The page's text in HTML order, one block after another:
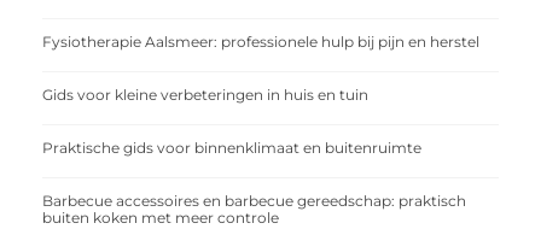
Fysiotherapie Aalsmeer: professionele hulp bij pijn en herstel
Gids voor kleine verbeteringen in huis en tuin
Praktische gids voor binnenklimaat en buitenruimte
Barbecue accessoires en barbecue gereedschap: praktisch
buiten koken met meer controle